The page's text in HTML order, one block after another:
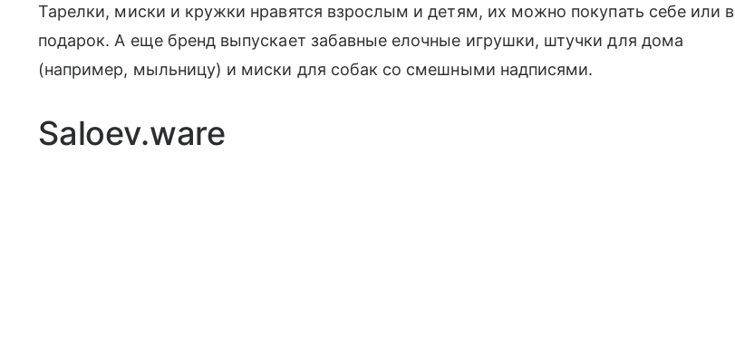
Тарелки, миски и кружки нравятся взрослым и детям, их можно покупать себе или в
подарок. А еще бренд выпускает забавные елочные игрушки, штучки для дома
(например, мыльницу) и миски для собак со смешными надписями.
Saloev.ware